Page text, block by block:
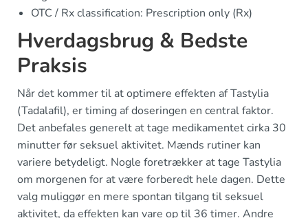
OTC / Rx classification: Prescription only (Rx)
Hverdagsbrug & Bedste
Praksis
Når det kommer til at optimere effekten af Tastylia
(Tadalafil), er timing af doseringen en central faktor.
Det anbefales generelt at tage medikamentet cirka 30
minutter før seksuel aktivitet. Mænds rutiner kan
variere betydeligt. Nogle foretrækker at tage Tastylia
om morgenen for at være forberedt hele dagen. Dette
valg muliggør en mere spontan tilgang til seksuel
aktivitet, da effekten kan vare op til 36 timer. Andre